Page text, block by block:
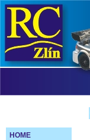
HOME